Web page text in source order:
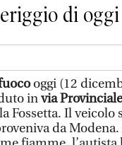
di
oggi (12
invia
Fossetta. Il veicolo
da